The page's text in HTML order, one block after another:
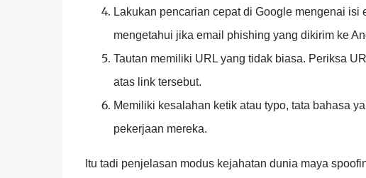
Lakukan pencarian cepat di Google mengenai
mengetahui jika email phishing yang dikirim ke
Tautan memiliki URL yang tidak biasa. Periksa
atas link tersebut.
Memiliki kesalahan ketik atau typo, tata bahasa
pekerjaan mereka.
Itu tadi penjelasan modus kejahatan dunia maya